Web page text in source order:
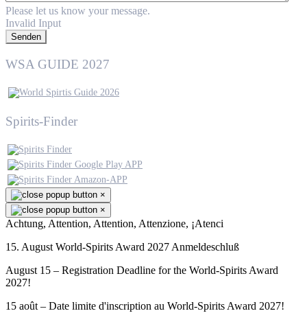
Please let us know your message.
Invalid Input
Senden
WSA GUIDE 2027
Spirits-Finder
×
×
Achtung, Attention, Attention, Attenzione, ¡Atenci
15. August World-Spirits Award 2027 Anmeldeschluß
August 15 – Registration Deadline for the World-Spirits Award
2027!
15 août – Date limite d'inscription au World-Spirits Award 2027!